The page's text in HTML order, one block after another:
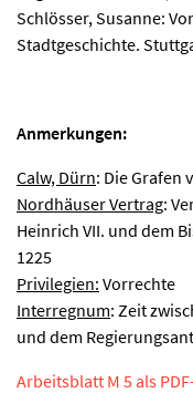
Schlösser, Susanne:
Stadtgeschichte.
Anmerkungen:
Calw, Dürn: Die Grafen
Nordhäuser Vertrag:
Heinrich VII. und dem
1225
Privilegien: Vorrechte
Interregnum: Zeit
und dem
Arbeitsblatt M 5 als